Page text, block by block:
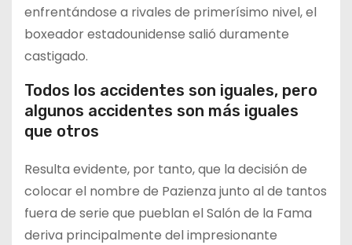
enfrentándose a rivales de primerísimo nivel, el
boxeador estadounidense salió duramente
castigado.
Todos los accidentes son iguales, pero
algunos accidentes son más iguales
que otros
Resulta evidente, por tanto, que la decisión de
colocar el nombre de Pazienza junto al de tantos
fuera de serie que pueblan el Salón de la Fama
deriva principalmente del impresionante